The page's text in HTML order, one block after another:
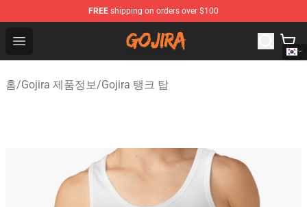
FREE shipping on orders over $100
Open menu
Gojira Shop - Official Gojira Merchandise Store
홈/Gojira 제품정보/Gojira 탱크 탑